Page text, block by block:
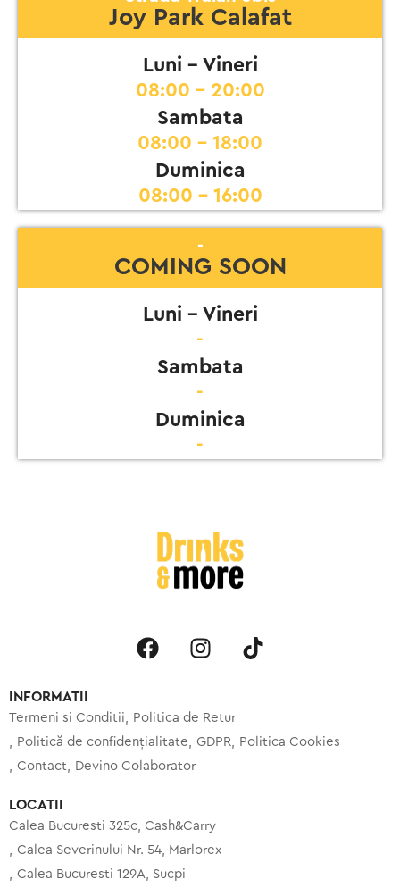
Joy Park Calafat
Luni - Vineri
08:00 - 20:00
Sambata
08:00 - 18:00
Duminica
08:00 - 16:00
-
COMING SOON
Luni - Vineri
-
Sambata
-
Duminica
-
INFORMATII
Termeni si Conditii
Politica de Retur
Politică de confidențialitate
GDPR
Politica Cookies
Contact
Devino Colaborator
LOCATII
Calea Bucuresti 325c, Cash&Carry
Calea Severinului Nr. 54, Marlorex
Calea Bucuresti 129A, Sucpi